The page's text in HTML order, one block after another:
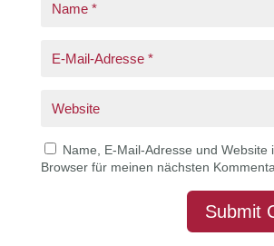
Name, E-Mail-Adresse und Website
Browser für meinen nächsten
Submit